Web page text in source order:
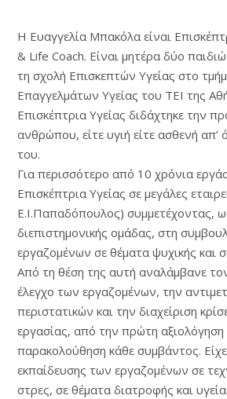
Η Ευαγγελία Μπακόλα είναι
& Life Coach. Είναι μητέρα δύο
τη σχολή Επισκεπτών Υγείας στο
Επαγγελμάτων Υγείας του ΤΕΙ της
Επισκέπτρια Υγείας διδάχτηκε την
ανθρώπου, είτε υγιή είτε ασθενή απ’
του.
Για περισσότερο από 10 χρόνια
Επισκέπτρια Υγείας σε μεγάλες
Ε.Ι.Παπαδόπουλος) συμμετέχοντας,
διεπιστημονικής ομάδας, στη
εργαζομένων σε θέματα ψυχικής και
Από τη θέση της αυτή αναλάμβανε
έλεγχο των εργαζομένων, την
περιστατικών και την διαχείριση
εργασίας, από την πρώτη
παρακολούθηση κάθε συμβάντος.
εκπαίδευσης των εργαζομένων σε
στρες, σε θέματα διατροφής και